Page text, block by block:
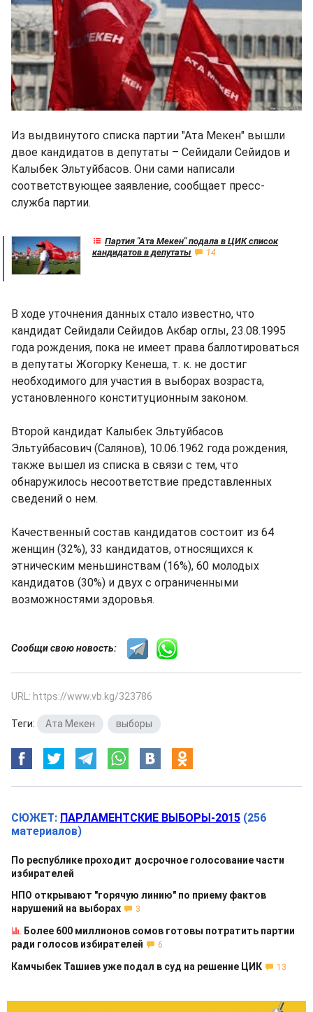
Из выдвинутого списка партии "Ата Мекен" вышли
двое кандидатов в депутаты – Сейидали Сейидов и
Калыбек Эльтуйбасов. Они сами написали
соответствующее заявление, сообщает пресс-
служба партии.
Партия "Ата Мекен" подала в ЦИК список
кандидатов в депутаты
14
В ходе уточнения данных стало известно, что
кандидат Сейидали Сейидов Акбар оглы, 23.08.1995
года рождения, пока не имеет права баллотироваться
в депутаты Жогорку Кенеша, т. к. не достиг
необходимого для участия в выборах возраста,
установленного конституционным законом.
Второй кандидат Калыбек Эльтуйбасов
Эльтуйбасович (Салянов), 10.06.1962 года рождения,
также вышел из списка в связи с тем, что
обнаружилось несоответствие представленных
сведений о нем.
Качественный состав кандидатов состоит из 64
женщин (32%), 33 кандидатов, относящихся к
этническим меньшинствам (16%), 60 молодых
кандидатов (30%) и двух с ограниченными
возможностями здоровья.
Сообщи свою новость:
URL: https://www.vb.kg/323786
Теги: Ата Мекен выборы
СЮЖЕТ: ПАРЛАМЕНТСКИЕ ВЫБОРЫ-2015 (256
материалов)
По республике проходит досрочное голосование части
избирателей
НПО открывают "горячую линию" по приему фактов
нарушений на выборах
3
Более 600 миллионов сомов готовы потратить партии
ради голосов избирателей
6
Камчыбек Ташиев уже подал в суд на решение ЦИК 13